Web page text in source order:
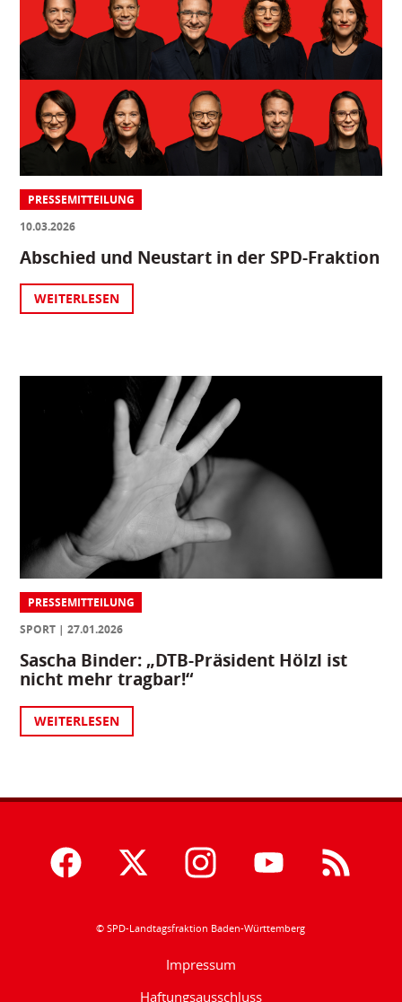
PRESSEMITTEILUNG
10.03.2026
Abschied und Neustart in der SPD-Fraktion
WEITERLESEN
PRESSEMITTEILUNG
SPORT
27.01.2026
Sascha Binder: „DTB-Präsident Hölzl ist
nicht mehr tragbar!“
WEITERLESEN
© SPD-Landtagsfraktion Baden-Württemberg
Impressum
Haftungsausschluss